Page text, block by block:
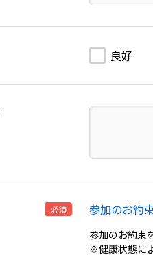
良好
必須 参加のお約
参加のお約束
※健康状態に